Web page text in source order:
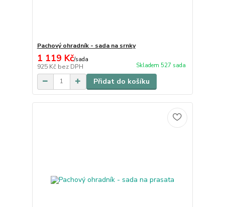
Pachový ohradník - sada na srnky
1 119 Kč/sada
925 Kč bez DPH Skladem 527 sada
Přidat do košíku